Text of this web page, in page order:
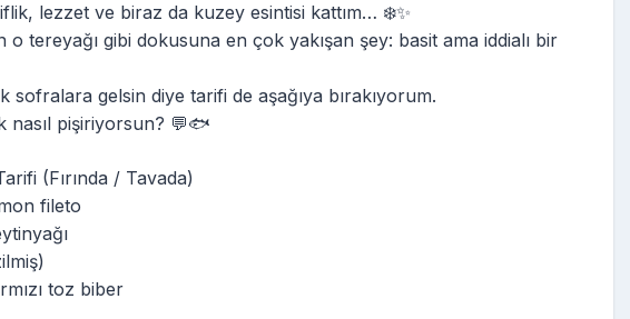
lezzet ve biraz da kuzey esintisi kattım… ❄️✨
tereyağı gibi dokusuna en çok yakışan şey: basit ama iddialı bir
sofralara gelsin diye tarifi de aşağıya bırakıyorum.
nasıl pişiriyorsun? 💬🐟
(Fırında / Tavada)
fileto
toz biber